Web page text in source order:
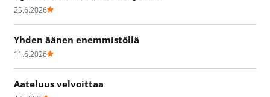
25.6.2026
Yhden äänen enemmistöllä
11.6.2026
Aateluus velvoittaa